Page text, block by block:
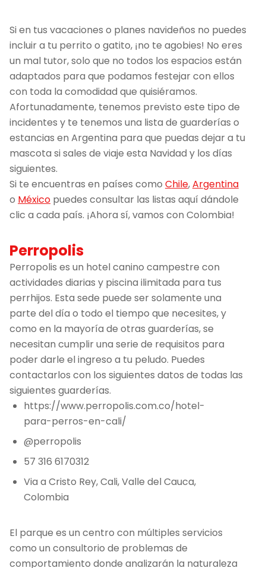
Si en tus vacaciones o planes navideños no puedes
incluir a tu perrito o gatito, ¡no te agobies! No eres
un mal tutor, solo que no todos los espacios están
adaptados para que podamos festejar con ellos
con toda la comodidad que quisiéramos.
Afortunadamente, tenemos previsto este tipo de
incidentes y te tenemos una lista de guarderías o
estancias en Argentina para que puedas dejar a tu
mascota si sales de viaje esta Navidad y los días
siguientes.
Si te encuentras en países como Chile,Argentina
o México puedes consultar las listas aquí dándole
clic a cada país. ¡Ahora sí, vamos con Colombia!
Perropolis
Perropolis es un hotel canino campestre con
actividades diarias y piscina ilimitada para tus
perrhijos. Esta sede puede ser solamente una
parte del día o todo el tiempo que necesites, y
como en la mayoría de otras guarderías, se
necesitan cumplir una serie de requisitos para
poder darle el ingreso a tu peludo. Puedes
contactarlos con los siguientes datos de todas las
siguientes guarderías.
https://www.perropolis.com.co/hotel-
para-perros-en-cali/
@perropolis
57 316 6170312
Via a Cristo Rey, Cali, Valle del Cauca,
Colombia
El parque es un centro con múltiples servicios
como un consultorio de problemas de
comportamiento donde analizarán la naturaleza